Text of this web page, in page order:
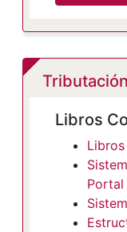
Libros
Portal